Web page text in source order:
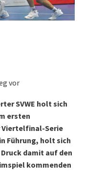
vor
SVWE holt sich
ersten
Viertelfinal-Serie
Führung, holt sich
damit auf den
kommenden